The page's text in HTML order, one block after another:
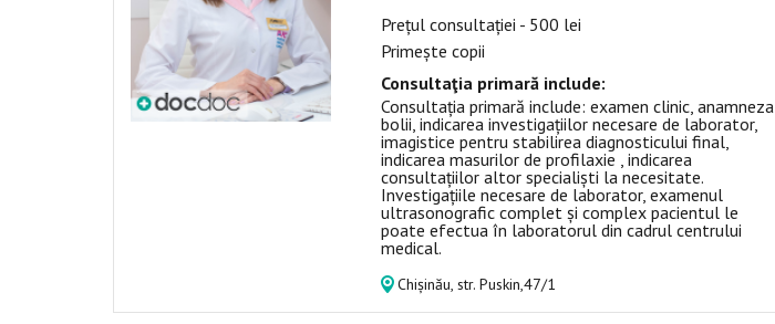
Prețul consultației - 500 lei
Primește copii
Consultaţia primară include:
Consultația primară include: examen clinic, anamneza
bolii, indicarea investigațiilor necesare de laborator,
imagistice pentru stabilirea diagnosticului final,
indicarea masurilor de profilaxie , indicarea
consultațiilor altor specialiști la necesitate.
Investigațiile necesare de laborator, examenul
ultrasonografic complet și complex pacientul le
poate efectua în laboratorul din cadrul centrului
medical.
Chișinău, str. Puskin,47/1